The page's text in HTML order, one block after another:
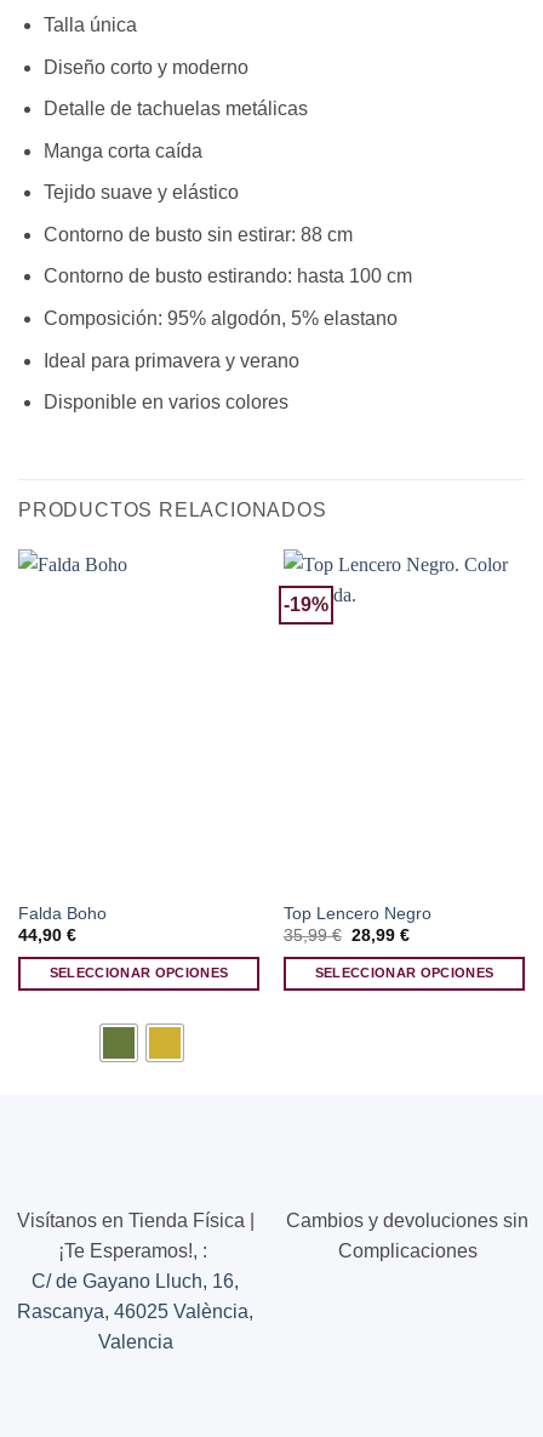
Talla única
Diseño corto y moderno
Detalle de tachuelas metálicas
Manga corta caída
Tejido suave y elástico
Contorno de busto sin estirar: 88 cm
Contorno de busto estirando: hasta 100 cm
Composición: 95% algodón, 5% elastano
Ideal para primavera y verano
Disponible en varios colores
PRODUCTOS RELACIONADOS
Falda Boho
44,90 €
SELECCIONAR OPCIONES
elegir
página
-19%
Top Lencero Negro
35,99€ El
original
era:
28,99 €El
actual
es:
SELECCIONAR OPCIONES
elegir
Visítanos en Tienda Física |
¡Te Esperamos!, :
C/ de Gayano Lluch, 16,
Rascanya, 46025 València,
Valencia
Cambios y devoluciones sin
Complicaciones